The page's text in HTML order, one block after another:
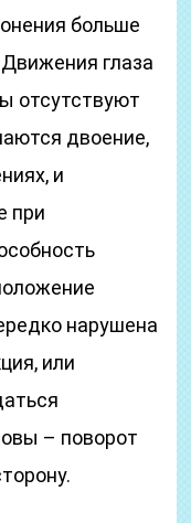
больше
Движения глаза
отсутствуют
двоение,
и
при
нарушена
или
– поворот